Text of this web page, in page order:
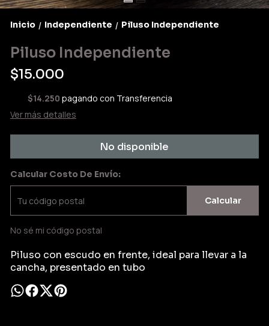
Inicio / Independiente / Piluso Independiente
Piluso Independiente
$15.000
$14.250 pagando con Transferencia
Ver más detalles
No disponible
Calcular Costo De Envío:
Calcular
No sé mi código postal
Piluso con escudo en frente, ideal para llevar a la
cancha, presentado en tubo